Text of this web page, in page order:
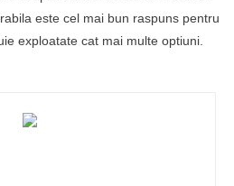
este cel mai bun raspuns pentru
exploatate cat mai multe optiuni.